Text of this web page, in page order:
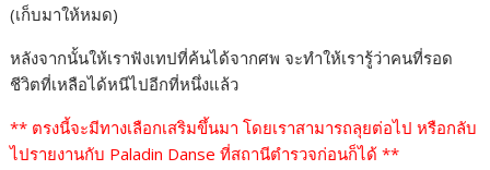
(เก็บมาให้หมด)
หลังจากนั้นให้เราฟังเทปที่ค้นได้จากศพ จะทำให้เรารู้ว่าคนที่รอด
ชีวิตที่เหลือได้หนีไปอีกที่หนึ่งแล้ว
** ตรงนี้จะมีทางเลือกเสริมขึ้นมา โดยเราสามารถลุยต่อไป หรือกลับ
ไปรายงานกับ Paladin Danse ที่สถานีตำรวจก่อนก็ได้ **